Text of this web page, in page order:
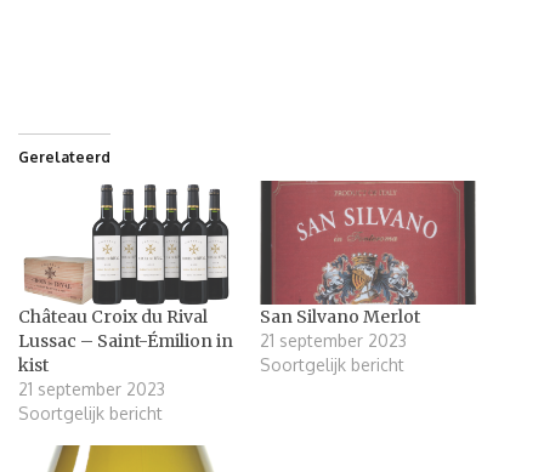
Gerelateerd
Château Croix du Rival
Lussac – Saint-Émilion in
kist
21 september 2023
Soortgelijk bericht
San Silvano Merlot
21 september 2023
Soortgelijk bericht